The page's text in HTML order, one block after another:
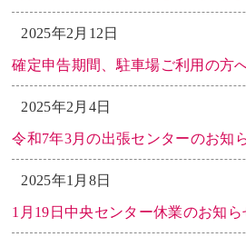
2025年2月12日
確定申告期間、駐車場ご利用の方
2025年2月4日
令和7年3月の出張センターのお知
2025年1月8日
1月19日中央センター休業のお知ら